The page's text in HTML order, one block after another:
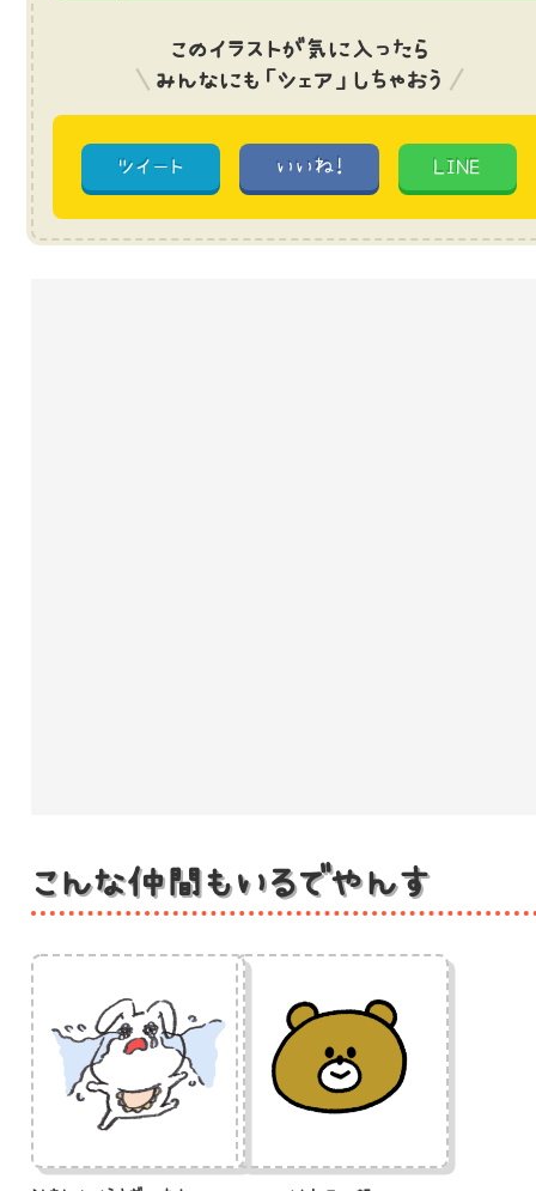
このイラストが気に入ったら
みんなにも「シェア」しちゃおう
ツイート いいね! LINE
こんな仲間もいるでやんす